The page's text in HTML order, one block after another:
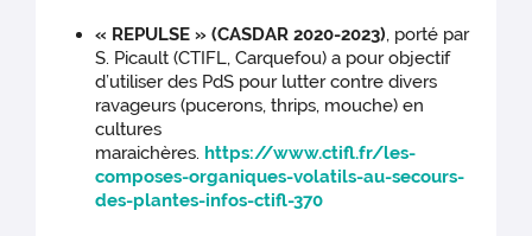
« REPULSE » (CASDAR 2020-2023), porté par
S. Picault (CTIFL, Carquefou) a pour objectif
d’utiliser des PdS pour lutter contre divers
ravageurs (pucerons, thrips, mouche) en
cultures
maraichères. https://www.ctifl.fr/les-
composes-organiques-volatils-au-secours-
des-plantes-infos-ctifl-370